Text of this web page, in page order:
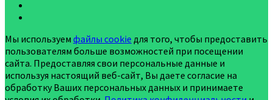
Мы используем файлы cookie для того, чтобы предоставить
пользователям больше возможностей при посещении
сайта. Предоставляя свои персональные данные и
используя настоящий веб-сайт, Вы даете согласие на
обработку Ваших персональных данных и принимаете